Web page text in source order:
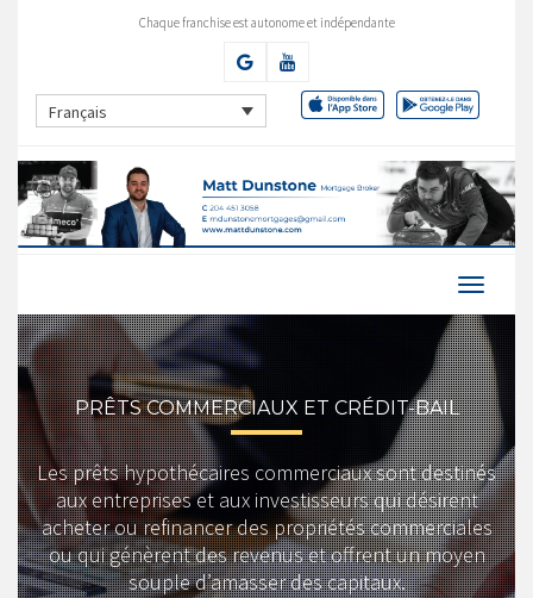
Chaque franchise est autonome et indépendante
Français
PRÊTS COMMERCIAUX ET CRÉDIT-BAIL
Les prêts hypothécaires commerciaux sont destinés
aux entreprises et aux investisseurs qui désirent
acheter ou refinancer des propriétés commerciales
ou qui génèrent des revenus et offrent un moyen
souple d’amasser des capitaux.